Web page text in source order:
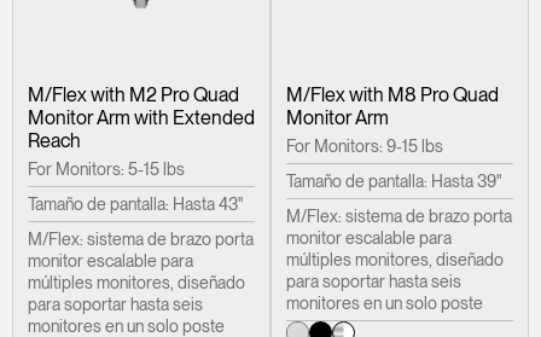
M/Flex with M2 Pro Quad
Monitor Arm with Extended
Reach
For Monitors: 5-15 lbs
Tamaño de pantalla: Hasta 43"
M/Flex: sistema de brazo porta
monitor escalable para
múltiples monitores, diseñado
para soportar hasta seis
monitores en un solo poste
M/Flex with M8 Pro Quad
Monitor Arm
For Monitors: 9-15 lbs
Tamaño de pantalla: Hasta 39"
M/Flex: sistema de brazo porta
monitor escalable para
múltiples monitores, diseñado
para soportar hasta seis
monitores en un solo poste